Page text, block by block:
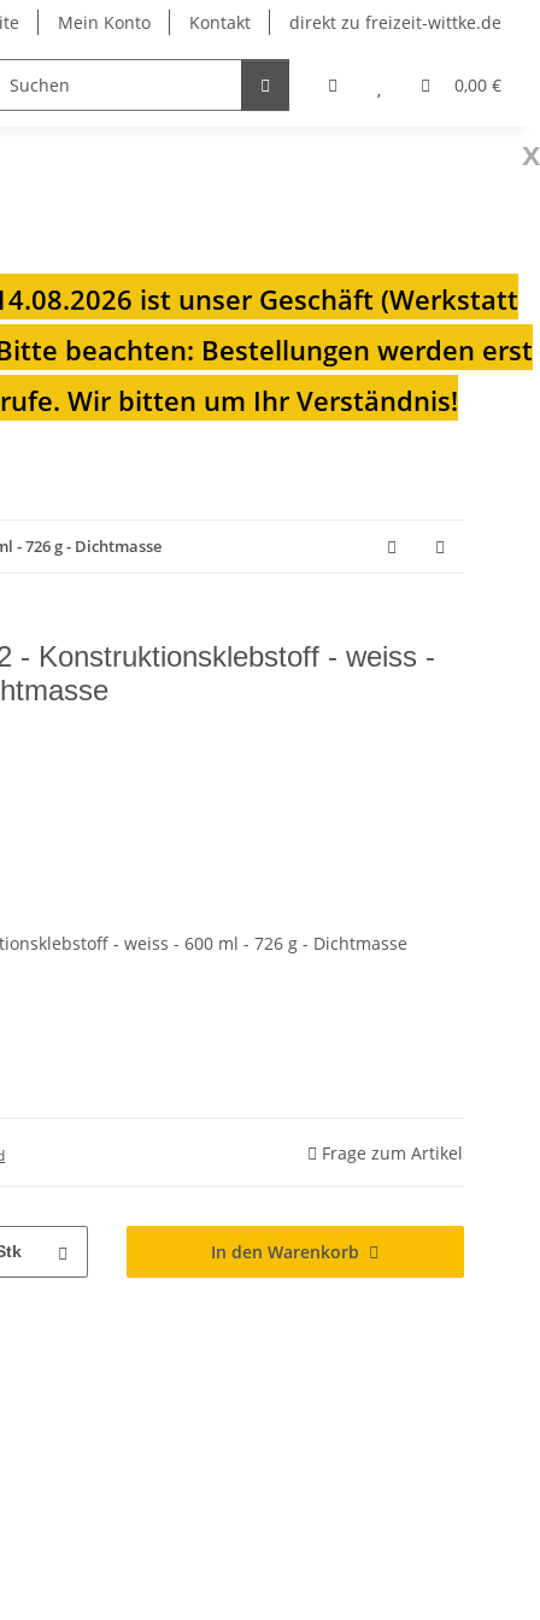
Mein Konto Kontakt direkt zu freizeit-wittke.de
0,00 €
Heizungen für Ihren
x
ist unser Geschäft (Werkstatt
beachten: Bestellungen werden erst
Wir bitten um Ihr Verständnis!
- 726 g - Dichtmasse
- Konstruktionsklebstoff - weiss -
- weiss - 600 ml - 726 g - Dichtmasse
Frage zum Artikel
In den Warenkorb